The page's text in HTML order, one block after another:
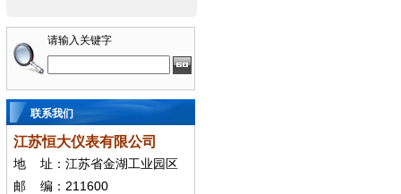
请输入关键字
联系我们
江苏恒大仪表有限公司
地
址：江苏省金湖工业园区
邮
编： 211600